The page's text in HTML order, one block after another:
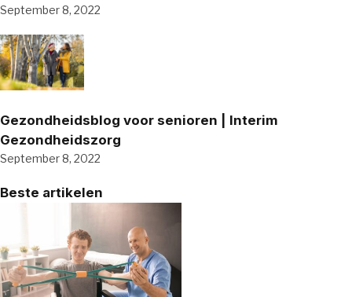
September 8, 2022
Gezondheidsblog voor senioren | Interim
Gezondheidszorg
September 8, 2022
Beste artikelen